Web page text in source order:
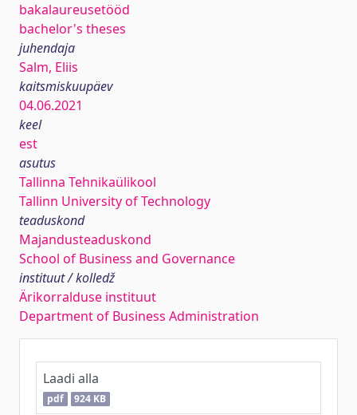
bakalaureusetööd
bachelor's theses
juhendaja
Salm, Eliis
kaitsmiskuupäev
04.06.2021
keel
est
asutus
Tallinna Tehnikaülikool
Tallinn University of Technology
teaduskond
Majandusteaduskond
School of Business and Governance
instituut / kolledž
Ärikorralduse instituut
Department of Business Administration
Laadi alla
pdf 924 KB